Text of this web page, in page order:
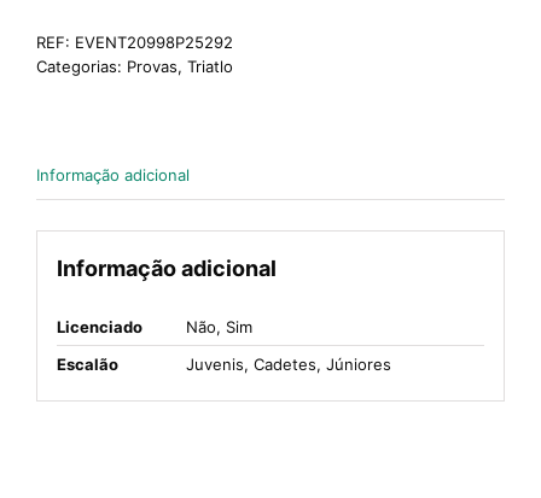
REF: EVENT20998P25292
Categorias: Provas, Triatlo
Informação adicional
Informação adicional
Licenciado
Não, Sim
Escalão
Juvenis, Cadetes, Júniores